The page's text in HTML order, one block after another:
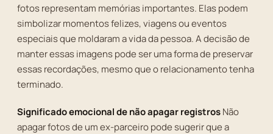
fotos representam memórias importantes. Elas podem
simbolizar momentos felizes, viagens ou eventos
especiais que moldaram a vida da pessoa. A decisão de
manter essas imagens pode ser uma forma de preservar
essas recordações, mesmo que o relacionamento tenha
terminado.
Significado emocional de não apagar registrosNão
apagar fotos de um ex-parceiro pode sugerir que a